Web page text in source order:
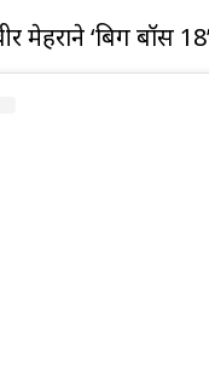
मेहराने ‘बिग बॉस